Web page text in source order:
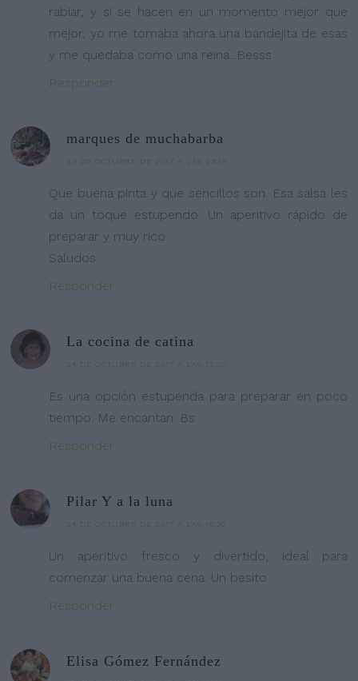
rabiar, y si se hacen en un momento mejor que
mejor, yo me tomaba ahora una bandejita de esas
y me quedaba como una reina...Besss
Responder
marques de muchabarba
Que buena pinta y que sencillos son. Esa salsa les
da un toque estupendo. Un aperitivo rápido de
preparar y muy rico.
Saludos
Responder
La cocina de catina
Es una opción estupenda para preparar en poco
tiempo. Me encantan. Bs
Responder
Pilar Y a la luna
Un aperitivo fresco y divertido, ideal para
comenzar una buena cena. Un besito
Responder
Elisa Gómez Fernández